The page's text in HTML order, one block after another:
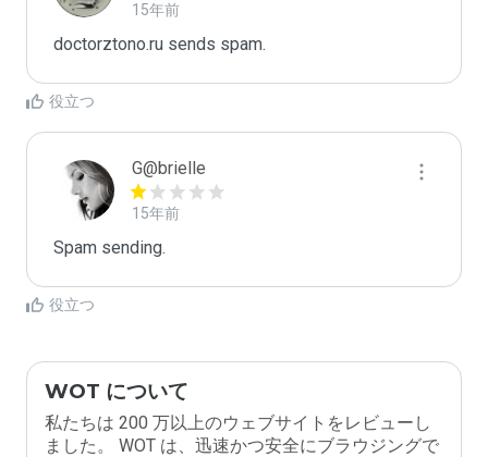
15年前
doctorztono.ru sends spam.
役立つ
G@brielle
15年前
Spam sending.
役立つ
WOT について
私たちは 200 万以上のウェブサイトをレビューし
ました。 WOT は、迅速かつ安全にブラウジングで